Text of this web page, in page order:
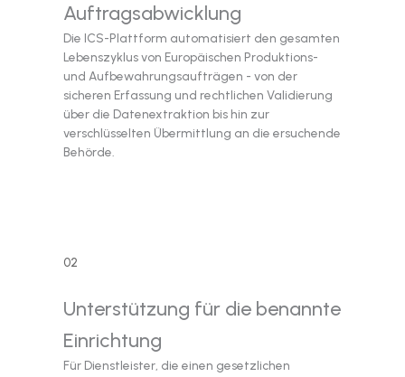
Auftragsabwicklung
Die ICS-Plattform automatisiert den gesamten
Lebenszyklus von Europäischen Produktions-
und Aufbewahrungsaufträgen - von der
sicheren Erfassung und rechtlichen Validierung
über die Datenextraktion bis hin zur
verschlüsselten Übermittlung an die ersuchende
Behörde.
02
Unterstützung für die benannte
Einrichtung
Für Dienstleister, die einen gesetzlichen